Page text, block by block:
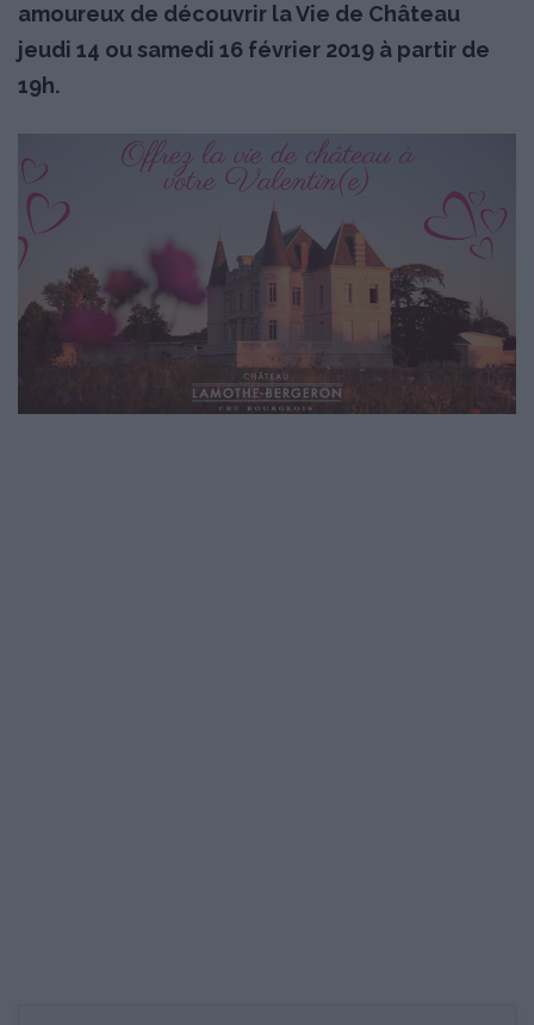
amoureux de découvrir la Vie de Château
jeudi 14 ou samedi 16 février 2019 à partir de
19h.